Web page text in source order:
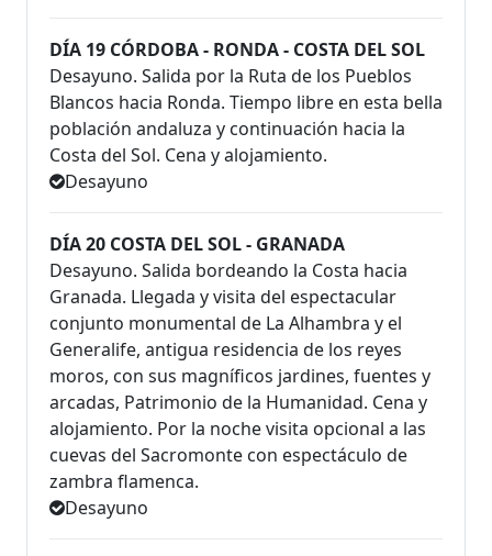
DÍA 19 CÓRDOBA - RONDA - COSTA DEL SOL
Desayuno. Salida por la Ruta de los Pueblos
Blancos hacia Ronda. Tiempo libre en esta bella
población andaluza y continuación hacia la
Costa del Sol. Cena y alojamiento.
Desayuno
DÍA 20 COSTA DEL SOL - GRANADA
Desayuno. Salida bordeando la Costa hacia
Granada. Llegada y visita del espectacular
conjunto monumental de La Alhambra y el
Generalife, antigua residencia de los reyes
moros, con sus magníficos jardines, fuentes y
arcadas, Patrimonio de la Humanidad. Cena y
alojamiento. Por la noche visita opcional a las
cuevas del Sacromonte con espectáculo de
zambra flamenca.
Desayuno